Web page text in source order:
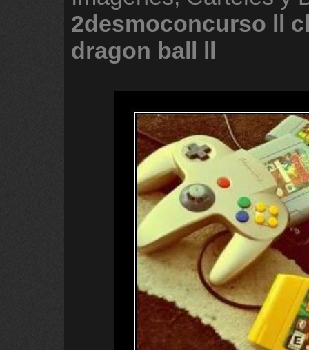
2desmoconcurso ll
dragon ball ll